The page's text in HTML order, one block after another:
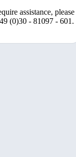
assistance, please
(0)30 - 81097 - 601.